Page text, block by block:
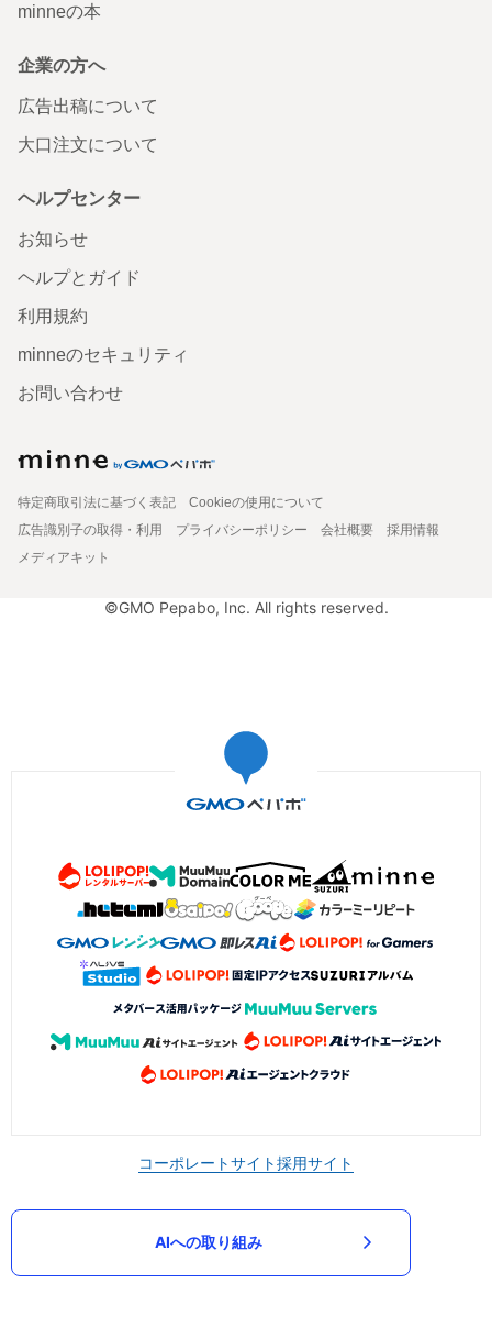
minneの本
企業の方へ
広告出稿について
大口注文について
ヘルプセンター
お知らせ
ヘルプとガイド
利用規約
minneのセキュリティ
お問い合わせ
特定商取引法に基づく表記
Cookieの使用について
広告識別子の取得・利用
プライバシーポリシー 会社概要
採用情報
メディアキット
©GMO Pepabo, Inc. All rights reserved.
コーポレートサイト採用サイト
AIへの取り組み